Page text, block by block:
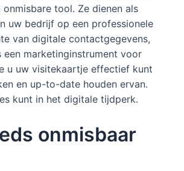
tool. Ze dienen als
uw bedrijf op een professionele
van digitale contactgegevens,
een marketinginstrument voor
u uw visitekaartje effectief kunt
en up-to-date houden ervan.
kunt in het digitale tijdperk.
onmisbaar